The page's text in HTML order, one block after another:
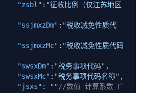
"zsbl" : "征收比例（仅江苏地区
"ssjmxzDm" : "税收减免性质代
"ssjmxzMc" : "税收减免性质代码
"swsxDm" : "税务事项代码" ,
"swsxMc" : "税务事项代码名称" ,
"jsxs" : ""//数值 计算系数 广